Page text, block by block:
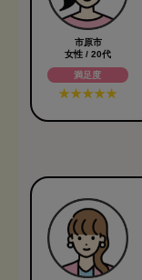
市原市
女性 / 20代
満足度